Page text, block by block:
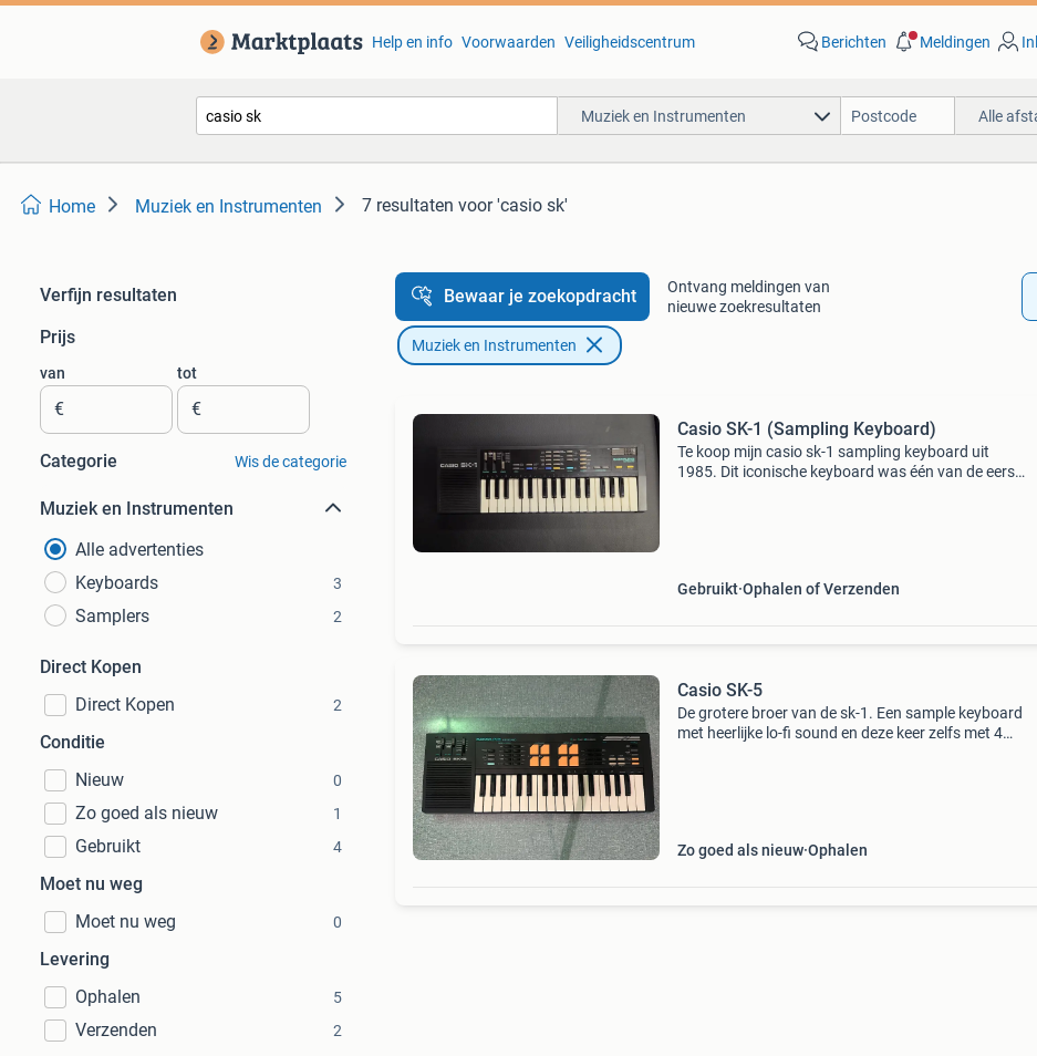
Help en info Voorwaarden Veiligheidscentrum Berichten Meldingen
Muziek en Instrumenten Alle
Home Muziek en Instrumenten 7 resultaten voor 'casio sk'
Verfijn resultaten
Prijs
van
€
tot
€
Categorie Wis de categorie
Muziek en Instrumenten
Alle advertenties
Keyboards
3
Samplers 2
Direct Kopen
Direct Kopen
2
Conditie
Nieuw
0
Zo goed als nieuw 1
Gebruikt 4
Moet nu weg
Moet nu weg
0
Levering
Ophalen
5
Verzenden 2
Bewaar je zoekopdracht
Ontvang meldingen van
nieuwe zoekresultaten
Muziek en Instrumenten
Casio SK-1 (Sampling Keyboard)
Te koop mijn casio sk-1 sampling keyboard uit
1985. Dit iconische keyboard was één van de eerste
Gebruikt Ophalen of Verzenden
Casio SK-5
De grotere broer van de sk-1. Een sample keyboard
met heerlijke lo-fi sound en deze keer zelfs met 4
Zo goed als nieuw Ophalen